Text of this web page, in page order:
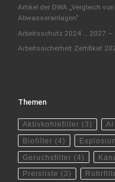
Artikel der DWA „Vergleich
Abwasseranlagen“
Arbeitsschutz 2024 … 2027 –
Arbeitssicherheit Zertifikat
Themen
Aktivkohlefilter (3)
Biofilter (4)
Geruchsfilter (4)
Preisliste (3)